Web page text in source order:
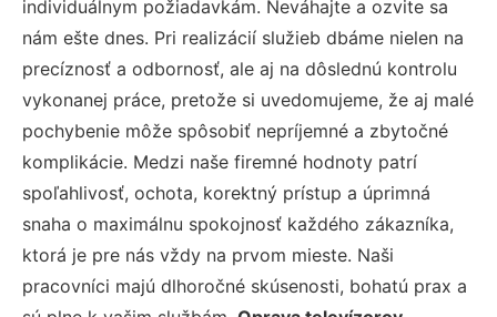
individuálnym požiadavkám. Neváhajte a ozvite sa
nám ešte dnes. Pri realizácií služieb dbáme nielen na
precíznosť a odbornosť, ale aj na dôslednú kontrolu
vykonanej práce, pretože si uvedomujeme, že aj malé
pochybenie môže spôsobiť nepríjemné a zbytočné
komplikácie. Medzi naše firemné hodnoty patrí
spoľahlivosť, ochota, korektný prístup a úprimná
snaha o maximálnu spokojnosť každého zákazníka,
ktorá je pre nás vždy na prvom mieste. Naši
pracovníci majú dlhoročné skúsenosti, bohatú prax a